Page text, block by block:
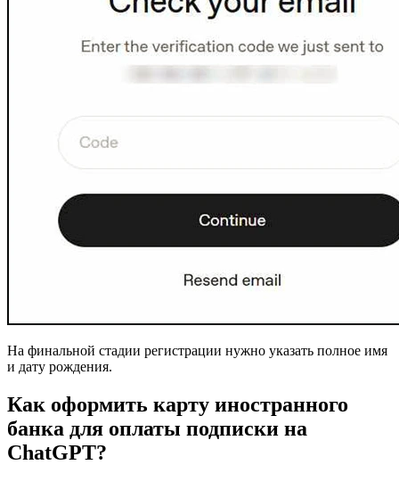
На финальной стадии регистрации нужно указать полное имя
и дату рождения.
Как оформить карту иностранного
банка для оплаты подписки на
ChatGPT?